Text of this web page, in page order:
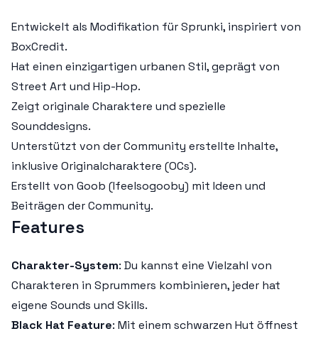
Entwickelt als Modifikation für Sprunki, inspiriert von
BoxCredit.
Hat einen einzigartigen urbanen Stil, geprägt von
Street Art und Hip-Hop.
Zeigt originale Charaktere und spezielle
Sounddesigns.
Unterstützt von der Community erstellte Inhalte,
inklusive Originalcharaktere (OCs).
Erstellt von Goob (Ifeelsogooby) mit Ideen und
Beiträgen der Community.
Features
Charakter-System: Du kannst eine Vielzahl von
Charakteren in Sprummers kombinieren, jeder hat
eigene Sounds und Skills.
Black Hat Feature: Mit einem schwarzen Hut öffnest